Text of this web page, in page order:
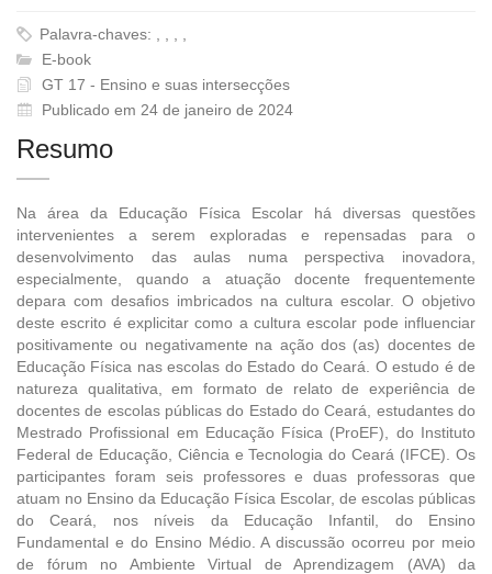
Palavra-chaves: , , , ,
E-book
GT 17 - Ensino e suas intersecções
Publicado em 24 de janeiro de 2024
Resumo
Na área da Educação Física Escolar há diversas questões
intervenientes a serem exploradas e repensadas para o
desenvolvimento das aulas numa perspectiva inovadora,
especialmente, quando a atuação docente frequentemente
depara com desafios imbricados na cultura escolar. O objetivo
deste escrito é explicitar como a cultura escolar pode influenciar
positivamente ou negativamente na ação dos (as) docentes de
Educação Física nas escolas do Estado do Ceará. O estudo é de
natureza qualitativa, em formato de relato de experiência de
docentes de escolas públicas do Estado do Ceará, estudantes do
Mestrado Profissional em Educação Física (ProEF), do Instituto
Federal de Educação, Ciência e Tecnologia do Ceará (IFCE). Os
participantes foram seis professores e duas professoras que
atuam no Ensino da Educação Física Escolar, de escolas públicas
do Ceará, nos níveis da Educação Infantil, do Ensino
Fundamental e do Ensino Médio. A discussão ocorreu por meio
de fórum no Ambiente Virtual de Aprendizagem (AVA) da